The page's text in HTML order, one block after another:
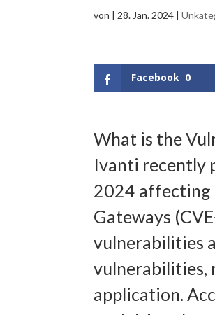
von | 28. Jan. 2024 |
Facebook 0
What is the
Ivanti recently
2024 affecting
Gateways
vulnerabilities
vulnerabilities,
application.